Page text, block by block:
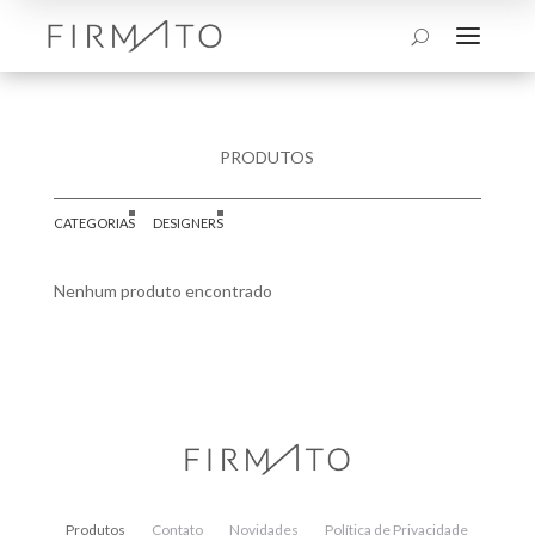
U a
PRODUTOS
CATEGORIAS DESIGNERS
Nenhum produto encontrado
Produtos Contato Novidades
Política de Privacidade